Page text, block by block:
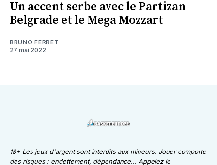
Un accent serbe avec le Partizan
Belgrade et le Mega Mozzart
BRUNO FERRET
27 mai 2022
18+ Les jeux d'argent sont interdits aux mineurs. Jouer comporte
des risques : endettement, dépendance... Appelez le